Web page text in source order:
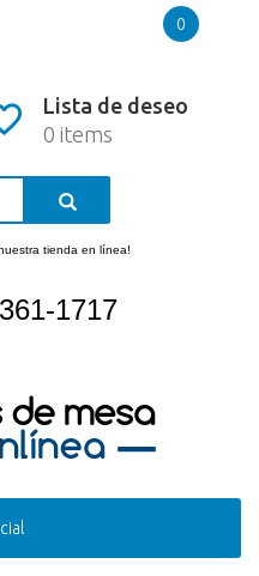
Lista de deseo
0 items
0
tienda en línea!
1717